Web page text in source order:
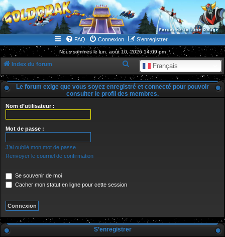
WWW.GOLDORAKGO.COM
le site de la Lune Rouge
FAQ Connexion S’enregistrer
Nous sommes le lun. août 10, 2026 14:09 pm
Index du forum Français
e
c
h
Le forum exige que vous soyez enregistré et connecté pour pouvoir
consulter le profil des membres.
Nom d’utilisateur :
Mot de passe :
J’ai oublié mon mot de passe
Renvoyer le courriel de confirmation
Se souvenir de moi
Cacher mon statut en ligne pour cette session
S’enregistrer